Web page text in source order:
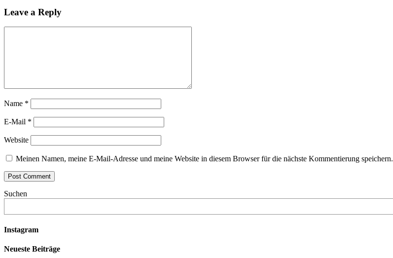
Leave a Reply
Name *
E-Mail *
Website
Meinen Namen, meine E-Mail-Adresse und meine Website in diesem Browser für die nächste Kommentierung speichern.
Suchen
Instagram
Neueste Beiträge